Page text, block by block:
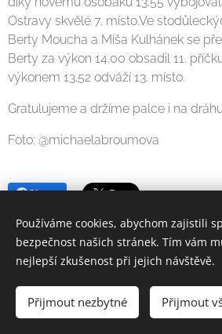
Ostravy skvělé 7. místo.Ve
Berty Moucha a Míša Kulhánek se
Berty za výkon 14.00 obsadil 11.
výkonem 13.52 odváží 13. místo.
Gratulujeme a držíme palce i na
Foto: @michaelabroumova
Share
© 2022Atletika Stodůlky, z.s..
Vytvořeno službou Webnode
Používáme cookies, abychom zajistili
bezpečnost našich stránek. Tím vám
nejlepší zkušenost při jejich návštěvě.
Přijmout nezbytné Přijmout